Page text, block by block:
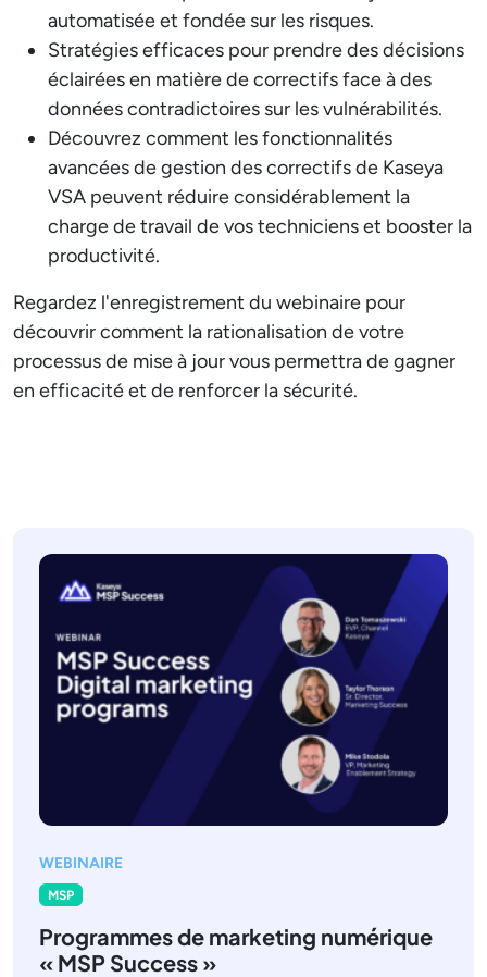
automatisée et fondée sur les risques.
Stratégies efficaces pour prendre des décisions
éclairées en matière de correctifs face à des
données contradictoires sur les vulnérabilités.
Découvrez comment les fonctionnalités
avancées de gestion des correctifs de Kaseya
VSA peuvent réduire considérablement la
charge de travail de vos techniciens et booster la
productivité.
Regardez l'enregistrement du webinaire pour
découvrir comment la rationalisation de votre
processus de mise à jour vous permettra de gagner
en efficacité et de renforcer la sécurité.
WEBINAIRE
MSP
Programmes de marketing numérique
« MSP Success »